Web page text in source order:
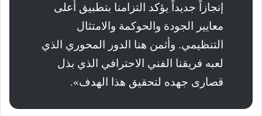
إنجازاً جديداً يؤكد التزامنا بتطبيق أعلى
معايير الجودة والحوكمة والامتثال
التنظيمي. وأثمن هنا الدور المحوري الذي
لعبه فريقنا الفني الاحترافي الذي بذل
قصارى جهده لتحقيق هذا الهدف».